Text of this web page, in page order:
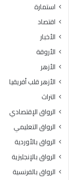
استمارة
اقتصاد
الأخبار
الأروقة
الأزهر
الأزهر قلب أفريقيا
التراث
الرواق الإقتصادي
الرواق التعليمي
الرواق بالأوردية
الرواق بالإنجليزية
الرواق بالفرنسية